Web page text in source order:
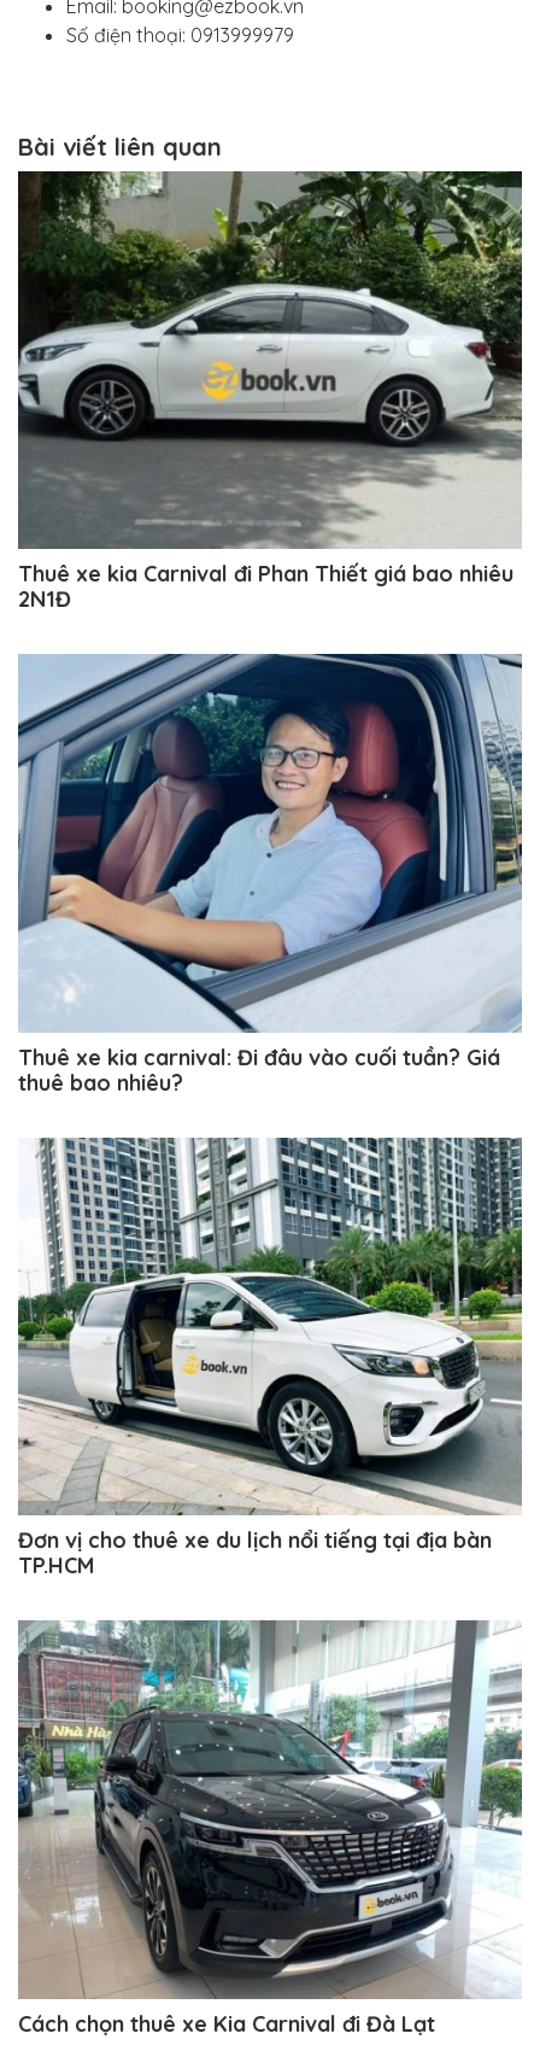
Email: booking@ezbook.vn
Số điện thoại: 0913999979
Bài viết liên quan
Thuê xe kia Carnival đi Phan Thiết giá bao nhiêu
2N1Đ
Thuê xe kia carnival: Đi đâu vào cuối tuần? Giá
thuê bao nhiêu?
Đơn vị cho thuê xe du lịch nổi tiếng tại địa bàn
TP.HCM
Cách chọn thuê xe Kia Carnival đi Đà Lạt